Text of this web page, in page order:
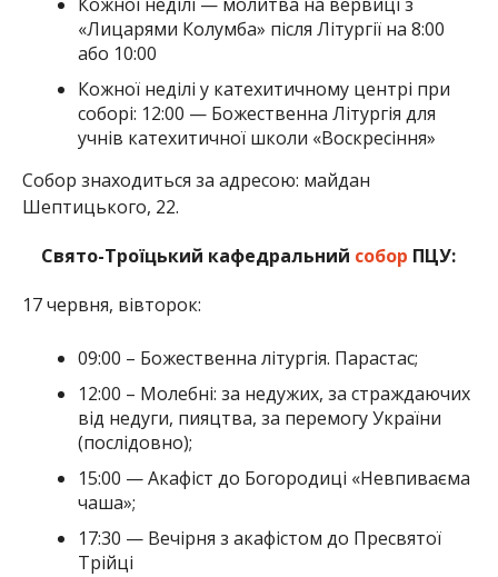
«Лицарями Колумба» після Літургії на 8:00
або 10:00
Кожної неділі у катехитичному центрі при
соборі: 12:00 — Божественна Літургія для
учнів катехитичної школи «Воскресіння»
Собор знаходиться за адресою: майдан
Шептицького, 22.
Свято-Троїцький кафедральний собор ПЦУ:
17 червня, вівторок:
09:00 – Божественна літургія. Парастас;
12:00 – Молебні: за недужих, за страждаючих
від недуги, пияцтва, за перемогу України
(послідовно);
15:00 — Акафіст до Богородиці «Невпиваєма
чаша»;
17:30 — Вечірня з акафістом до Пресвятої
Трійці